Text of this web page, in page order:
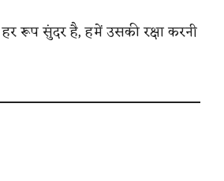
रूप सुंदर है, हमें उसकी रक्षा करनी